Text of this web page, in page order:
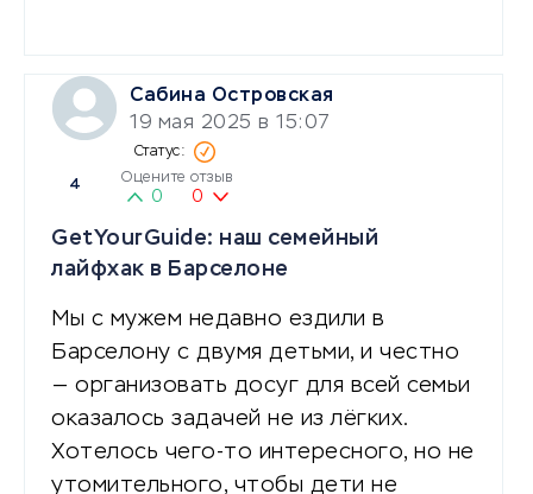
Сабина Островская
19 мая 2025 в 15:07
4 Оцените отзыв
0 0
GetYourGuide: наш семейный
лайфхак в Барселоне
Мы с мужем недавно ездили в
Барселону с двумя детьми, и честно
— организовать досуг для всей семьи
оказалось задачей не из лёгких.
Хотелось чего-то интересного, но не
утомительного, чтобы дети не